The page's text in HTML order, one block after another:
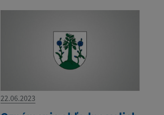
22.06.2023